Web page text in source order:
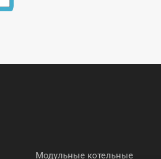
Модульные котельные